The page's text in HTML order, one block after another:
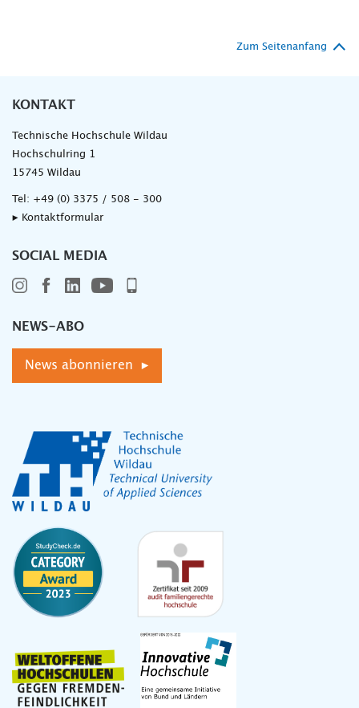
Zum Seitenanfang
KONTAKT
Technische Hochschule Wildau
Hochschulring 1
15745 Wildau
Tel: +49 (0) 3375 / 508 - 300
▸ Kontaktformular
SOCIAL MEDIA
NEWS-ABO
News abonnieren ▸